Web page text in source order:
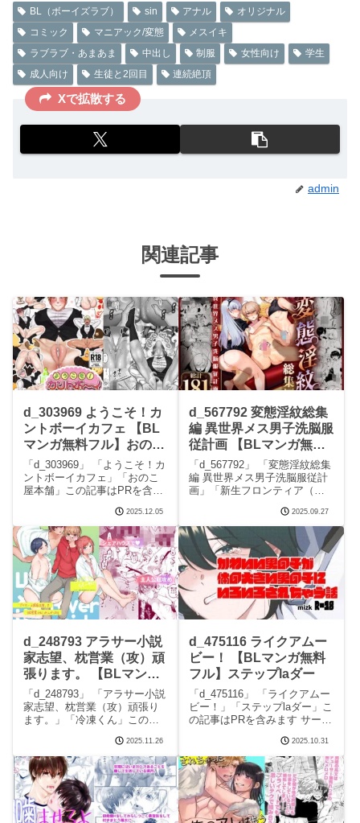
BL（ボーイズラブ） sin アナル
オリジナル
コミック
マニアック/変態
メスイキ
ラブラブ・あまあま
中出し 制服 女性向け
学生
成人向け
生徒と2回目 連続絶頂
Xで拡散する
admin
関連記事
d_303969 ようこそ！カ
ントボーイカフェ 【BL
マンガ無料フル】おのこ
屋本舗
「d_303969」 「ようこそ！カ
ントボーイカフェ」「おのこ
屋本舗」この記事はPRを含み
エロマンガです。 続きを読む
d_303969 ようこそ！カントボ
ーイカフェの見どころシーン
ようこそ！カントボーイカフ
ェ 画
2025.12.05
d_567792 変態淫紋総集
編 異世界メス男子洗脳服
従計画 【BLマンガ無料
フル】新生フロンティア
（新生ロリショタ）
「d_567792」 「変態淫紋総集
編 異世界メス男子洗脳服従計
画」「新生フロンティア（新
PRを含みます サークル新生フ
ロンティア（新生ロリショ
タ）のエロマンガです。 続き
を読むd_567792 変態淫紋総集
編 異
2025.09.27
d_248793 アラサー小説
家志望、枕営業（攻）頑
張ります。 【BLマンガ
無料フル】冷凍くん
「d_248793」 「アラサー小説
家志望、枕営業（攻）頑張り
ます。」「冷凍くん」この記
凍くんのエロマンガです。 続
きを読むd_248793 アラサー小
説家志望、枕営業（攻）頑張
ります。の見どころシーンア
ラサー
2025.11.26
d_475116 ライクアムー
ビー！ 【BLマンガ無料
フル】ステップlaダー
「d_475116」 「ライクアムー
ビー！」「ステップlaダー」こ
の記事はPRを含みます サーク
です。 続きを読むd_475116 ラ
イクアムービー！の見どころ
シーンライクアムービー！ 画
像1ライクアムービー！
2025.10.31